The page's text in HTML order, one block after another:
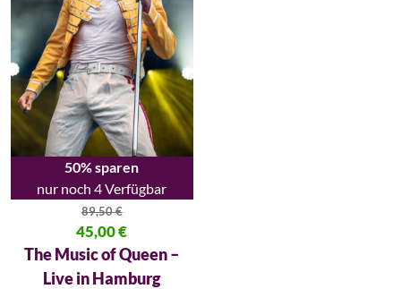
50% sparen
nur noch 4 Verfügbar
89,50€
Ursprünglicher Preis war: 89,50 €
45,00€
Aktueller Preis ist: 45,00 €.
The Music of Queen –
Live in Hamburg